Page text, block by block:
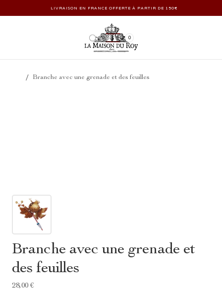
LIVRAISON EN FRANCE OFFERTE À PARTIR DE 150€
0
/ Branche avec une grenade et des feuilles
Branche avec une grenade et
des feuilles
28,00 €